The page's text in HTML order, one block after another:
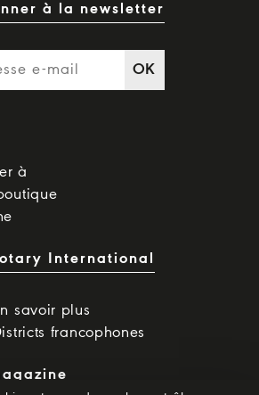
à la newsletter
OK
à
International
savoir plus
francophones